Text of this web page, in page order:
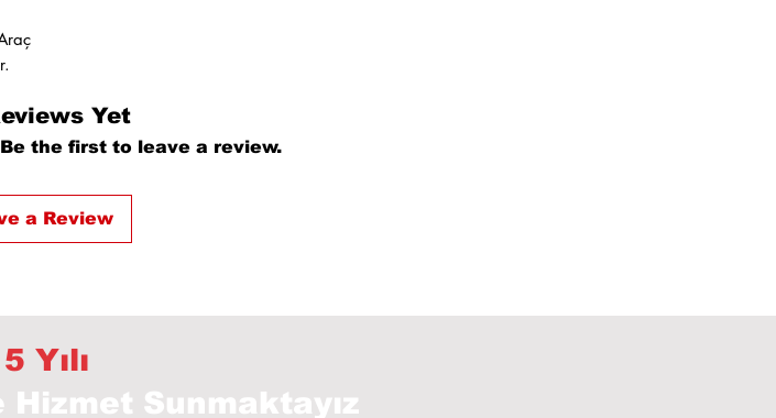
Yet
the first to leave a review.
a Review
Yılı
Hizmet Sunmaktayız